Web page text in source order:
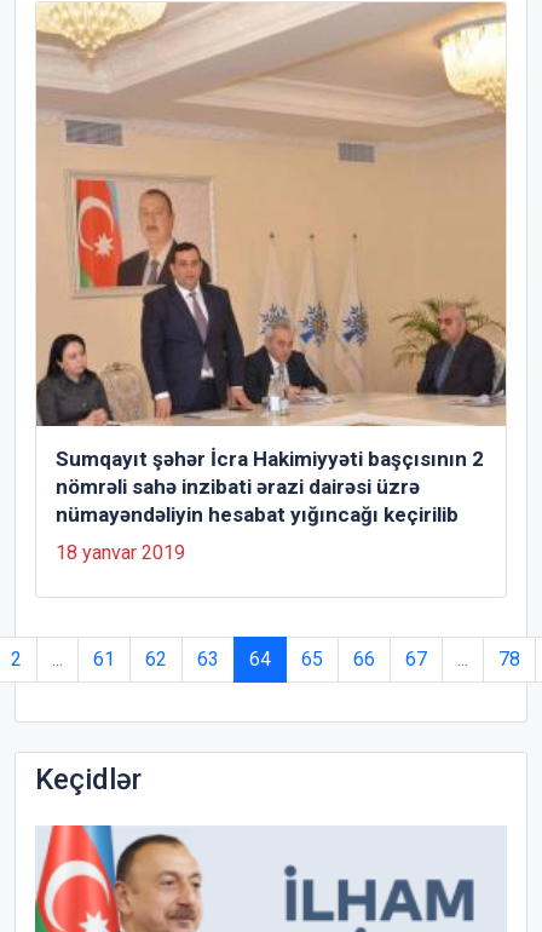
Sumqayıt şəhər İcra Hakimiyyəti başçısının 2
nömrəli sahə inzibati ərazi dairəsi üzrə
nümayəndəliyin hesabat yığıncağı keçirilib
18 yanvar 2019
2 ... 61 62 63 64 65 66 67 ... 78
Keçidlər